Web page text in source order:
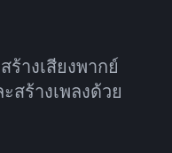
ร้างเสียงพากย์
สร้างเพลงด้วย